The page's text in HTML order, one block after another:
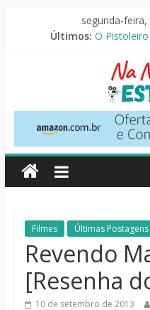
segunda-
Últimos: O
Mestres
Slow
Seus
Na
Nossa
Estante
Críticas
livros,
filmes,
séries
Filmes Últimas Postagens
Revendo
[Resenha
10 de setembro de 2013